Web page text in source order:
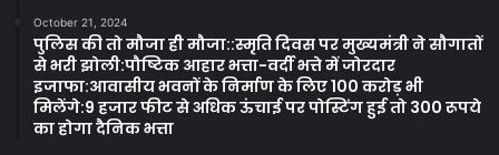
October 21, 2024
पुलिस की तो मौजा ही मौजा::स्मृति दिवस पर मुख्यमंत्री ने सौगातों
से भरी झोली:पौष्टिक आहार भत्ता-वर्दी भत्ते में जोरदार
इजाफा:आवासीय भवनों के निर्माण के लिए 100 करोड़ भी
मिलेंगे:9 हजार फीट से अधिक ऊंचाई पर पोस्टिंग हुई तो 300 रूपये
का होगा दैनिक भत्ता